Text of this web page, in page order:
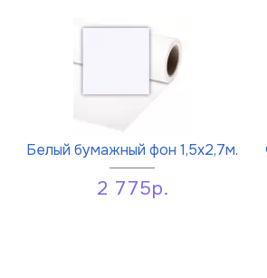
Белый бумажный фон 1,5х2,7м.
2 775р.